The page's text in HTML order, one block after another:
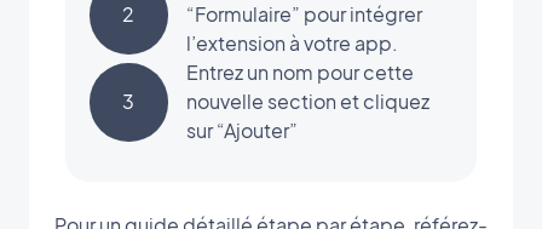
2
“Formulaire” pour intégrer
l’extension à votre app.
3
Entrez un nom pour cette
nouvelle section et cliquez
sur “Ajouter”